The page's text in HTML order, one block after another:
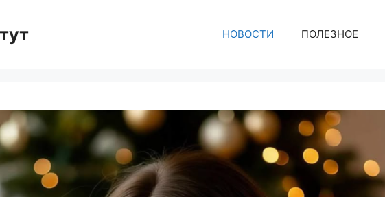
НОВОСТИ ПОЛЕЗНОЕ